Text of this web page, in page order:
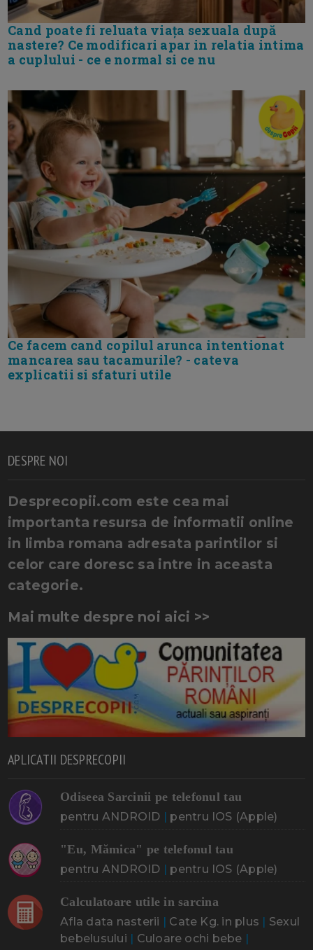
Cand poate fi reluata viața sexuala după
nastere? Ce modificari apar in relatia intima
a cuplului - ce e normal si ce nu
Ce facem cand copilul arunca intentionat
mancarea sau tacamurile? - cateva
explicatii si sfaturi utile
DESPRE NOI
Desprecopii.com este cea mai
importanta resursa de informatii online
in limba romana adresata parintilor si
celor care doresc sa intre in aceasta
categorie.
Mai multe despre noi aici >>
APLICATII DESPRECOPII
Odiseea Sarcinii pe telefonul tau
pentru ANDROID | pentru IOS (Apple)
"Eu, Mămica" pe telefonul tau
pentru ANDROID | pentru IOS (Apple)
Calculatoare utile in sarcina
Afla data nasterii | Cate Kg. in plus | Sexul
bebelusului | Culoare ochi bebe |